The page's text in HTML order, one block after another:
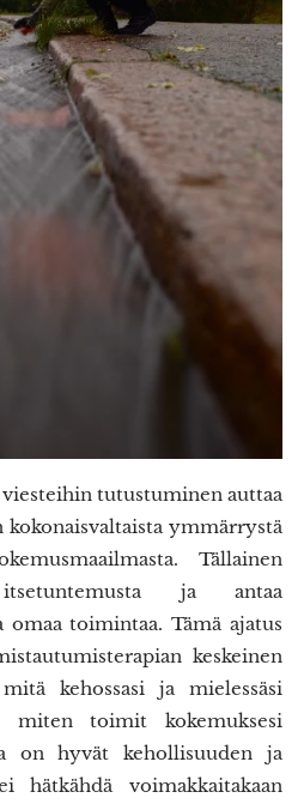
tutustuminen auttaa
kokonaisvaltaista ymmärrystä
Tällainen
ja antaa
omaa toimintaa. Tämä ajatus
keskeinen
kehossasi ja mielessäsi
miten toimit kokemuksesi
on hyvät kehollisuuden ja
hätkähdä voimakkaitakaan